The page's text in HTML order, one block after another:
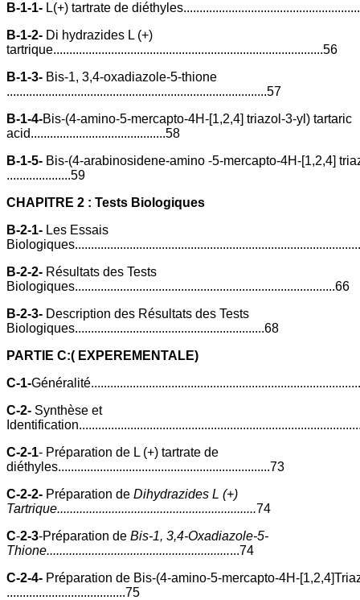
B-1-1- L(+) tartrate de
B-1-2- Di hydrazides L (+)
tartrique....................................................................................56
B-1-3- Bis-1, 3,4-oxadiazole-5-thione
.................................................................................57
B-1-4-Bis-(4-amino-5-mercapto-4H-[1,2,4] triazol-3-yl) tartaric
acid..........................................58
B-1-5- Bis-(4-arabinosidene-amino -5-mercapto-4H-[1,2,4]
....................59
CHAPITRE 2 : Tests Biologiques
B-2-1- Les Essais
B-2-2- Résultats des Tests
Biologiques.................................................................................66
B-2-3- Description des Résultats des Tests
Biologiques...........................................................68
PARTIE C:( EXPEREMENTALE)
C-1-
C-2- Synthèse et
C-2-1- Préparation de L (+) tartrate de
diéthyles..................................................................73
C-2-2- Préparation de Dihydrazides L (+)
Tartrique..............................................................74
C-2-3-Préparation de Bis-1, 3,4-Oxadiazole-5-
Thione............................................................74
C-2-4- Préparation de Bis-(4-amino-5-mercapto-4H-
.....................................75